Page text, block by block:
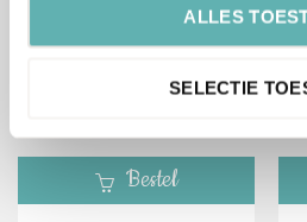
ALLES
SELECTIE
Bestel